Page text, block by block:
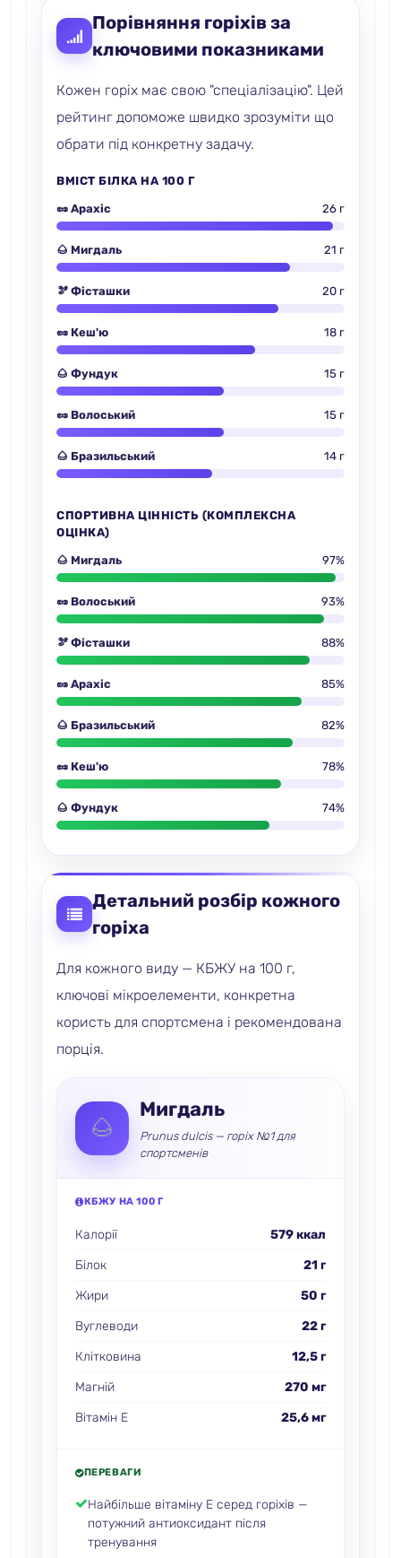
Порівняння горіхів за
ключовими показниками
Кожен горіх має свою "спеціалізацію". Цей
рейтинг допоможе швидко зрозуміти що
обрати під конкретну задачу.
ВМІСТ БІЛКА НА 100 Г
🥜 Арахіс 26 г
🌰 Мигдаль 21 г
🫘 Фісташки 20 г
🥜 Кеш'ю 18 г
🌰 Фундук 15 г
🥜 Волоський 15 г
🌰 Бразильський 14 г
СПОРТИВНА ЦІННІСТЬ (КОМПЛЕКСНА
ОЦІНКА)
🌰 Мигдаль 97%
🥜 Волоський 93%
🫘 Фісташки 88%
🥜 Арахіс 85%
🌰 Бразильський 82%
🥜 Кеш'ю 78%
🌰 Фундук 74%
Детальний розбір кожного
горіха
Для кожного виду — КБЖУ на 100 г,
ключові мікроелементи, конкретна
користь для спортсмена і рекомендована
порція.
🌰
Мигдаль
Prunus dulcis — горіх №1 для
спортсменів
КБЖУ НА 100 Г
Калорії
579 ккал
Білок
21 г
Жири
50 г
Вуглеводи
22 г
Клітковина
12,5 г
Магній
270 мг
Вітамін E
25,6 мг
ПЕРЕВАГИ
Найбільше вітаміну E серед горіхів —
потужний антиоксидант після
тренування